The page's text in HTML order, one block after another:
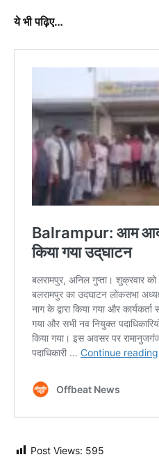
ये भी पढ़िए…
Post Views: 595